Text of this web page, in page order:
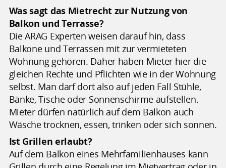
Was sagt das Mietrecht zur Nutzung von
Balkon und Terrasse?
Die ARAG Experten weisen darauf hin, dass
Balkone und Terrassen mit zur vermieteten
Wohnung gehören. Daher haben Mieter hier die
gleichen Rechte und Pflichten wie in der Wohnung
selbst. Man darf dort also auf jeden Fall Stühle,
Bänke, Tische oder Sonnenschirme aufstellen.
Mieter dürfen natürlich auf dem Balkon auch
Wäsche trocknen, essen, trinken oder sich sonnen.
Ist Grillen erlaubt?
Auf dem Balkon eines Mehrfamilienhauses kann